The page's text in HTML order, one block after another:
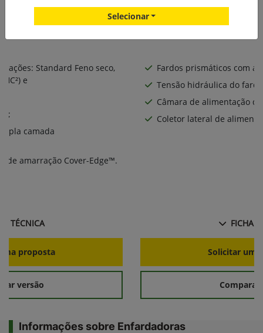
Standard Feno seco,
e
camada
de amarração Cover-Edge™.
TÉCNICA
proposta
versão
Fardos prismáticos com
Tensão hidráulica do
Câmara de alimentação
Coletor lateral de
FICHA
Solicitar
Comparar
Informações sobre Enfardadoras
Selecionar